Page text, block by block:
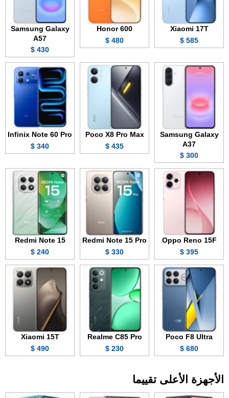
Xiaomi 17T
585 $
Honor 600
480 $
Samsung Galaxy
A57
430 $
Samsung Galaxy
A37
300 $
Poco X8 Pro Max
435 $
Infinix Note 60 Pro
340 $
Oppo Reno 15F
395 $
Redmi Note 15 Pro
330 $
Redmi Note 15
240 $
Poco F8 Ultra
680 $
Realme C85 Pro
230 $
Xiaomi 15T
490 $
الأجهزة الأعلى تقييما